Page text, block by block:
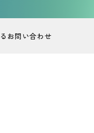
考えたい
お問い合わせ